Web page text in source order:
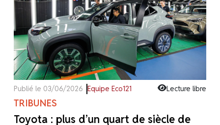
Publié le 03/06/2026 Equipe Eco121 Lecture libre
TRIBUNES
Toyota : plus d’un quart de siècle de